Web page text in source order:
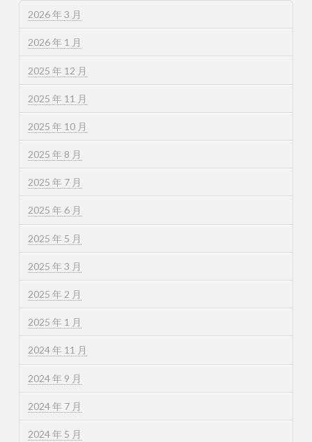
2026 年 3 月
2026 年 1 月
2025 年 12 月
2025 年 11 月
2025 年 10 月
2025 年 8 月
2025 年 7 月
2025 年 6 月
2025 年 5 月
2025 年 3 月
2025 年 2 月
2025 年 1 月
2024 年 11 月
2024 年 9 月
2024 年 7 月
2024 年 5 月